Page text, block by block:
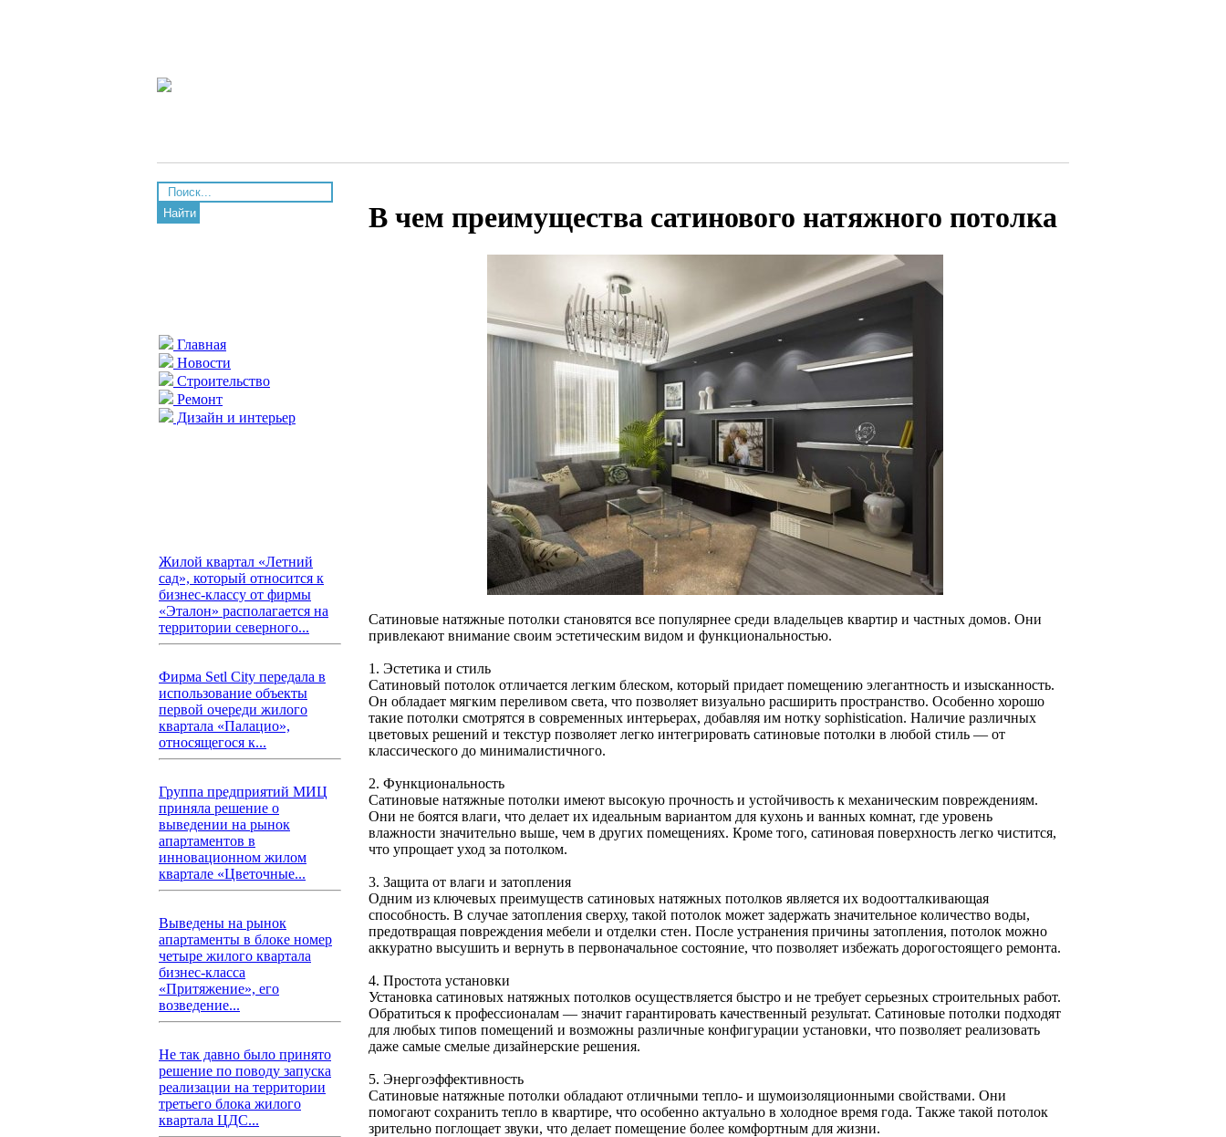
Найти
Главная
Новости
Строительство
Ремонт
Дизайн и интерьер
Жилой квартал «Летний
сад», который относится к
бизнес-классу от фирмы
«Эталон» располагается на
территории северного...
Фирма Setl City передала в
использование объекты
первой очереди жилого
квартала «Палацио»,
относящегося к...
Группа предприятий МИЦ
приняла решение о
выведении на рынок
апартаментов в
инновационном жилом
квартале «Цветочные...
Выведены на рынок
апартаменты в блоке номер
четыре жилого квартала
бизнес-класса
«Притяжение», его
возведение...
Не так давно было принято
решение по поводу запуска
реализации на территории
третьего блока жилого
квартала ЦДС...
В чем преимущества сатинового натяжного потолка
Сатиновые натяжные потолки становятся все популярнее среди владельцев квартир и частных домов. Они
привлекают внимание своим эстетическим видом и функциональностью.
1. Эстетика и стиль
Сатиновый потолок отличается легким блеском, который придает помещению элегантность и изысканность.
Он обладает мягким переливом света, что позволяет визуально расширить пространство. Особенно хорошо
такие потолки смотрятся в современных интерьерах, добавляя им нотку sophistication. Наличие различных
цветовых решений и текстур позволяет легко интегрировать сатиновые потолки в любой стиль — от
классического до минималистичного.
2. Функциональность
Сатиновые натяжные потолки имеют высокую прочность и устойчивость к механическим повреждениям.
Они не боятся влаги, что делает их идеальным вариантом для кухонь и ванных комнат, где уровень
влажности значительно выше, чем в других помещениях. Кроме того, сатиновая поверхность легко чистится,
что упрощает уход за потолком.
3. Защита от влаги и затопления
Одним из ключевых преимуществ сатиновых натяжных потолков является их водоотталкивающая
способность. В случае затопления сверху, такой потолок может задержать значительное количество воды,
предотвращая повреждения мебели и отделки стен. После устранения причины затопления, потолок можно
аккуратно высушить и вернуть в первоначальное состояние, что позволяет избежать дорогостоящего ремонта.
4. Простота установки
Установка сатиновых натяжных потолков осуществляется быстро и не требует серьезных строительных работ.
Обратиться к профессионалам — значит гарантировать качественный результат. Сатиновые потолки подходят
для любых типов помещений и возможны различные конфигурации установки, что позволяет реализовать
даже самые смелые дизайнерские решения.
5. Энергоэффективность
Сатиновые натяжные потолки обладают отличными тепло- и шумоизоляционными свойствами. Они
помогают сохранить тепло в квартире, что особенно актуально в холодное время года. Также такой потолок
зрительно поглощает звуки, что делает помещение более комфортным для жизни.